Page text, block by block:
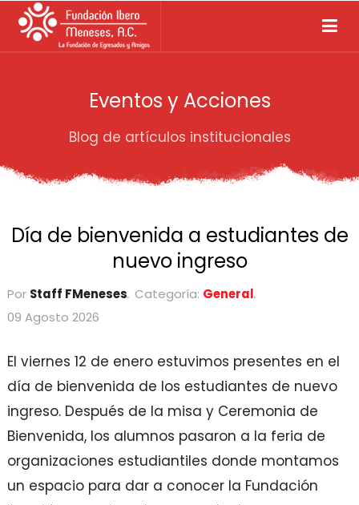
Eventos y Acciones
Blog de artículos institucionales
Día de bienvenida a estudiantes de
nuevo ingreso
Por Staff FMeneses Categoría: General
09 Agosto 2026
El viernes 12 de enero estuvimos presentes en el
día de bienvenida de los estudiantes de nuevo
ingreso. Después de la misa y Ceremonia de
Bienvenida, los alumnos pasaron a la feria de
organizaciones estudiantiles donde montamos
un espacio para dar a conocer la Fundación